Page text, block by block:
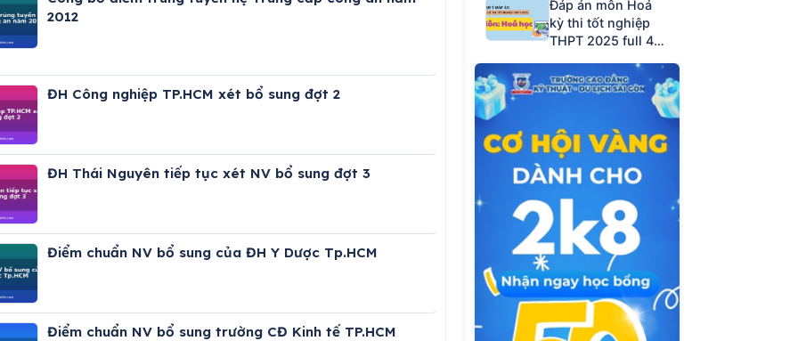
2012
ĐH Công nghiệp TP.HCM xét bổ sung đợt 2
ĐH Thái Nguyên tiếp tục xét NV bổ sung đợt 3
Điểm chuẩn NV bổ sung của ĐH Y Dược Tp.HCM
Điểm chuẩn NV bổ sung trường CĐ Kinh tế TP.HCM
Đáp án môn Hoá
kỳ thi tốt nghiệp
THPT 2025 full 48